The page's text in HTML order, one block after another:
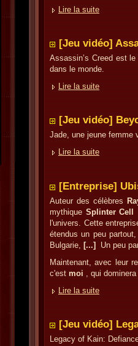
Lire la suite
[Jeu vidéo]
Assassin’s Creed est
dans le monde.
Lire la suite
[Jeu vidéo]
Jade, une jeune femme
Lire la suite
[Entreprise]
Auteur des célèbres
mythique Splinter Cell
l'univers. Cette
étendus un peu
Bulgarie, [...] Un peu
Maintenant, avec leur
c'est moi
, qui
Lire la suite
[Jeu vidéo]
Legacy of Kain: